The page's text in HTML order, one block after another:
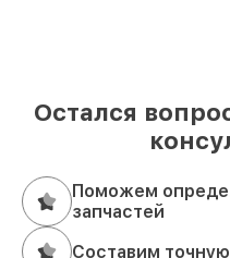
Остался
Поможем
запчастей
Составим